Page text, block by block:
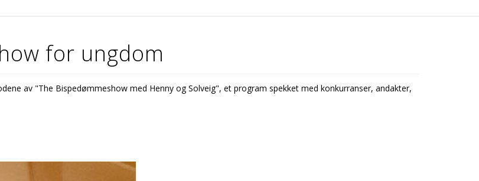
for ungdom
av "The Bispedømmeshow med Henny og Solveig", et program spekket med konkurranser, andakter,